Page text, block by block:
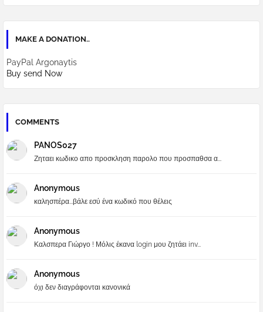
MAKE A DONATION..
PayPal Argonaytis
Buy send Now
COMMENTS
PANOS027
Ζηταει κωδικο απο προσκληση παρολο που προσπαθσα α...
Anonymous
καλησπέρα...βάλε εσύ ένα κωδικό που θέλεις
Anonymous
Καλσπερα Γιώργο ! Μόλις έκανα login μου ζητάει inv...
Anonymous
όχι δεν διαγράφονται κανονικά